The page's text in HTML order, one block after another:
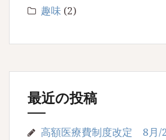
趣味 (2)
最近の投稿
高額医療費制度改定 8月/